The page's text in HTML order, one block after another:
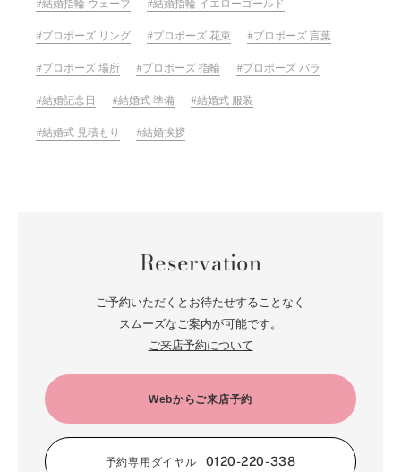
結婚指輪 ウェーブ 結婚指輪 イエローゴールド
プロポーズ リング プロポーズ 花束 プロポーズ 言葉
プロポーズ 場所 プロポーズ 指輪 プロポーズ バラ
結婚記念日 結婚式 準備 結婚式 服装
結婚式 見積もり 結婚挨拶
Reservation
ご予約いただくとお待たせすることなく
スムーズなご案内が可能です。
ご来店予約について
Webからご来店予約
予約専用ダイヤル 0120-220-338